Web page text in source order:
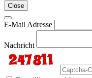
Close
E-Mail Adresse
Nachricht